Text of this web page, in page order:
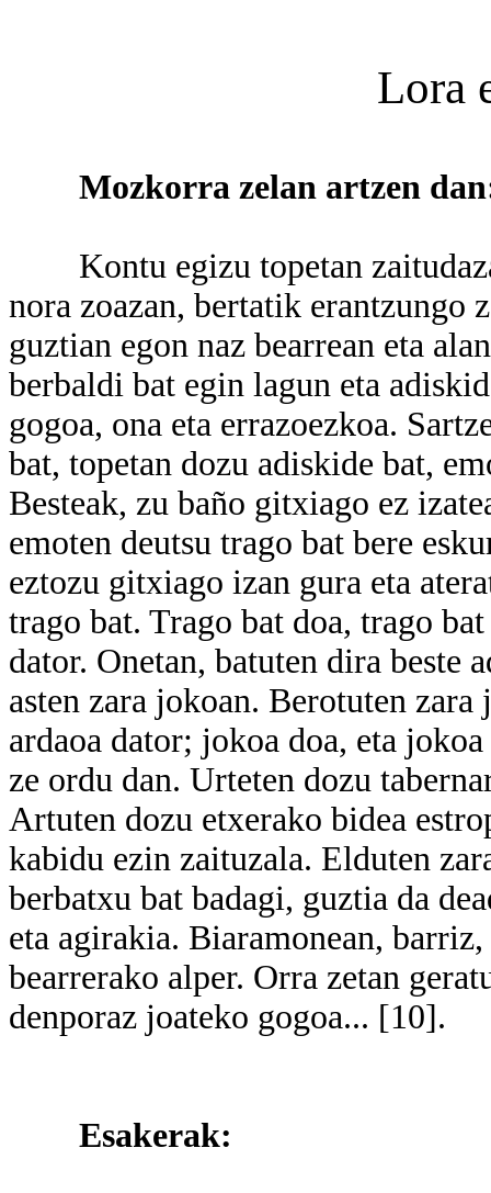
Lora
Mozkorra zelan artzen
Kontu egizu topetan
nora zoazan, bertatik erantzungo
guztian egon naz bearrean eta
berbaldi bat egin lagun eta
gogoa, ona eta errazoezkoa.
bat, topetan dozu adiskide bat,
Besteak, zu baño gitxiago ez
emoten deutsu trago bat bere
eztozu gitxiago izan gura eta
trago bat. Trago bat doa, trago
dator. Onetan, batuten dira beste
asten zara jokoan. Berotuten zara
ardaoa dator; jokoa doa, eta
ze ordu dan. Urteten dozu
Artuten dozu etxerako bidea
kabidu ezin zaituzala. Elduten
berbatxu bat badagi, guztia da
eta agirakia. Biaramonean,
bearrerako alper. Orra zetan
denporaz joateko gogoa... [10].
Esakerak: